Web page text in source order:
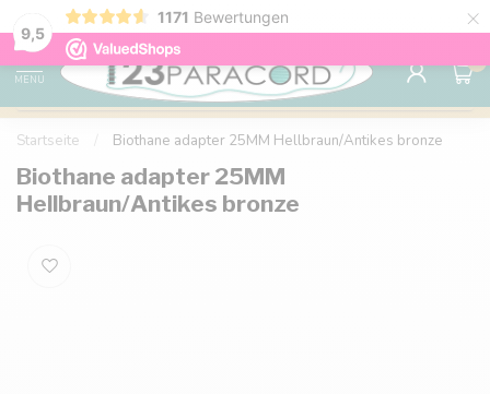
9,5
1171 Bewertungen ×
Kostenlose Lieferung nach Hause ab 150 €
MENU
0
Startseite Biothane adapter 25MM Hellbraun/Antikes bronze
Biothane adapter 25MM
Hellbraun/Antikes bronze